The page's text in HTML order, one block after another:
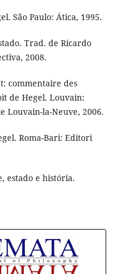
São Paulo: Ática, 1995.
Trad. de Ricardo
2008.
commentaire des
de Hegel. Louvain:
Louvain-la-Neuve, 2006.
Roma-Bari: Editori
estado e história.